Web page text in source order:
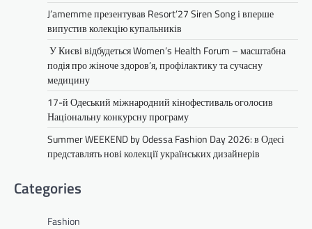
J’amemme презентував Resort’27 Siren Song і вперше
випустив колекцію купальників
У Києві відбудеться Women’s Health Forum – масштабна
подія про жіноче здоров’я, профілактику та сучасну
медицину
17-й Одеський міжнародний кінофестиваль оголосив
Національну конкурсну програму
Summer WEEKEND by Odessa Fashion Day 2026: в Одесі
представлять нові колекції українських дизайнерів
Categories
Fashion